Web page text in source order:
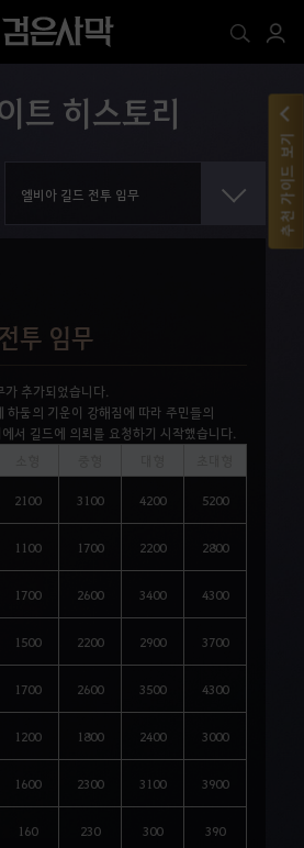
트 히스토리
투 임무
추가되었습니다.
하둠의 기운이 강해짐에 따라 주민들의
서 길드에 의뢰를 요청하기 시작했습니다.
2100 3100 4200 5200
1100 1700 2200 2800
1700 2600 3400 4300
1500 2200 2900 3700
1700 2600 3500 4300
1200 1800 2400 3000
1600 2300 3100 3900
160 230 300 390
추천 가이드 보기